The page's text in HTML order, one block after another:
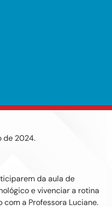
de 2024.
da aula de
e vivenciar a rotina
a Professora Luciane.